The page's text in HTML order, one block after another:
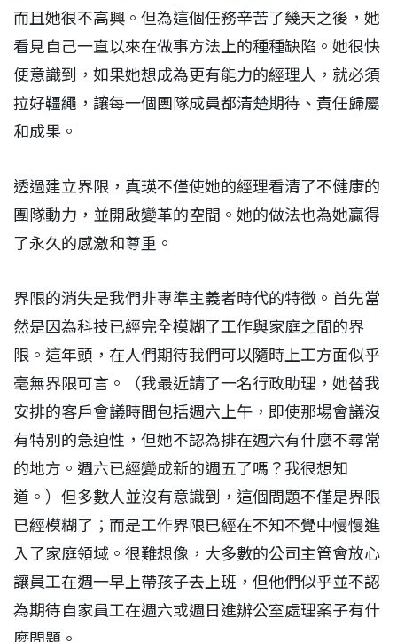
而且她很不高興。但為這個任務辛苦了幾天之後，她
看見自己一直以來在做事方法上的種種缺陷。她很快
便意識到，如果她想成為更有能力的經理人，就必須
拉好韁繩，讓每一個團隊成員都清楚期待、責任歸屬
和成果。
透過建立界限，真瑛不僅使她的經理看清了不健康的
團隊動力，並開啟變革的空間。她的做法也為她贏得
了永久的感激和尊重。
界限的消失是我們非專準主義者時代的特徵。首先當
然是因為科技已經完全模糊了工作與家庭之間的界
限。這年頭，在人們期待我們可以隨時上工方面似乎
毫無界限可言。（我最近請了一名行政助理，她替我
安排的客戶會議時間包括週六上午，即使那場會議沒
有特別的急迫性，但她不認為排在週六有什麼不尋常
的地方。週六已經變成新的週五了嗎？我很想知
道。）但多數人並沒有意識到，這個問題不僅是界限
已經模糊了；而是工作界限已經在不知不覺中慢慢進
入了家庭領域。很難想像，大多數的公司主管會放心
讓員工在週一早上帶孩子去上班，但他們似乎並不認
為期待自家員工在週六或週日進辦公室處理案子有什